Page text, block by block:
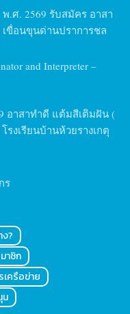
.ศ. 2569 รับสมัคร อาสา
ขื่อนขุนด่านปราการชล
and Interpreter –
อาสาทำดี แต้มสีเติมฝัน (
งเรียนบ้านห้วยรางเกตุ
ร
ง?
าชิก
ครือข่าย
น